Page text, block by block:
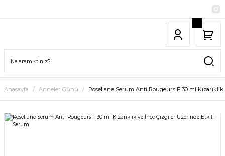
Anasayfa Anneler Günü Roseliane Serum Anti Rougeurs F 30 ml